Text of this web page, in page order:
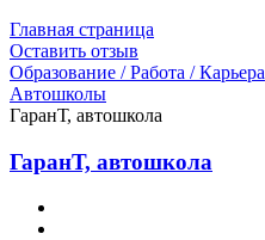
Главная страница
Оставить отзыв
Образование / Работа / Карьера
Автошколы
ГаранТ, автошкола
ГаранТ, автошкола